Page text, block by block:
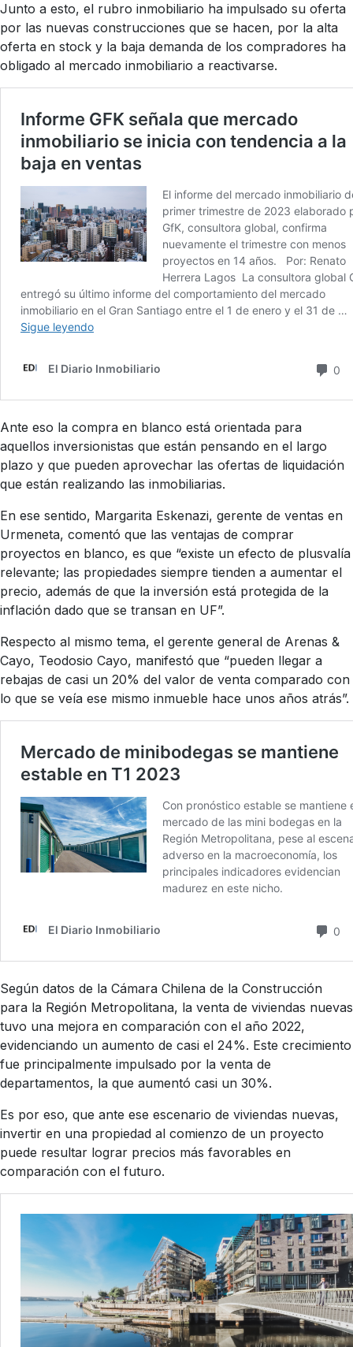
Junto a esto, el rubro inmobiliario ha impulsado su oferta
por las nuevas construcciones que se hacen, por la alta
oferta en stock y la baja demanda de los compradores ha
obligado al mercado inmobiliario a reactivarse.
Ante eso la compra en blanco está orientada para
aquellos inversionistas que están pensando en el largo
plazo y que pueden aprovechar las ofertas de liquidación
que están realizando las inmobiliarias.
En ese sentido, Margarita Eskenazi, gerente de ventas en
Urmeneta, comentó que las ventajas de comprar
proyectos en blanco, es que “existe un efecto de plusvalía
relevante; las propiedades siempre tienden a aumentar el
precio, además de que la inversión está protegida de la
inflación dado que se transan en UF”.
Respecto al mismo tema, el gerente general de Arenas &
Cayo, Teodosio Cayo, manifestó que “pueden llegar a
rebajas de casi un 20% del valor de venta comparado con
lo que se veía ese mismo inmueble hace unos años atrás”.
Según datos de la Cámara Chilena de la Construcción
para la Región Metropolitana, la venta de viviendas nuevas
tuvo una mejora en comparación con el año 2022,
evidenciando un aumento de casi el 24%. Este crecimiento
fue principalmente impulsado por la venta de
departamentos, la que aumentó casi un 30%.
Es por eso, que ante ese escenario de viviendas nuevas,
invertir en una propiedad al comienzo de un proyecto
puede resultar lograr precios más favorables en
comparación con el futuro.